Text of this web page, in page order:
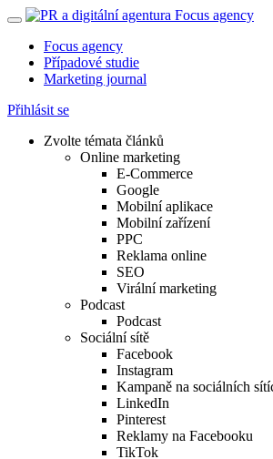
Focus agency
Případové studie
Marketing journal
Přihlásit se
Zvolte témata článků
Online marketing
E-Commerce
Google
Mobilní aplikace
Mobilní zařízení
PPC
Reklama online
SEO
Virální marketing
Podcast
Podcast
Sociální sítě
Facebook
Instagram
Kampaně na sociálních
LinkedIn
Pinterest
Reklamy na Facebooku
TikTok